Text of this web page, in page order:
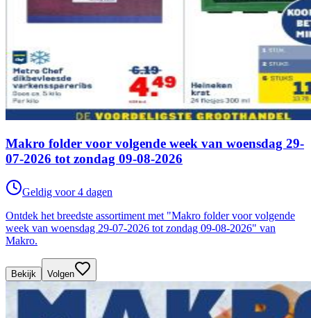
Makro folder voor volgende week van woensdag 29-
07-2026 tot zondag 09-08-2026
Geldig voor 4 dagen
Ontdek het breedste assortiment met "Makro folder voor volgende
week van woensdag 29-07-2026 tot zondag 09-08-2026" van
Makro.
Bekijk Volgen